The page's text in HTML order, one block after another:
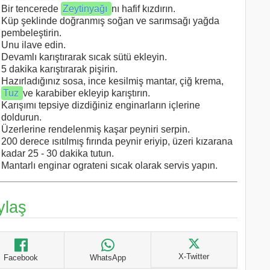
Bir tencerede Zeytinyağı nı hafif kızdırın.
Küp şeklinde doğranmış soğan ve sarımsağı yağda
pembeleştirin.
Unu ilave edin.
Devamlı karıştırarak sıcak sütü ekleyin.
5 dakika karıştırarak pişirin.
Hazırladığınız sosa, ince kesilmiş mantar, çiğ krema,
Tuz ve karabiber ekleyip karıştırın.
Karışımı tepsiye dizdiğiniz enginarların içlerine
doldurun.
Üzerlerine rendelenmiş kaşar peyniri serpin.
200 derece ısıtılmış fırında peynir eriyip, üzeri kızarana
kadar 25 - 30 dakika tutun.
Mantarlı enginar ograteni sıcak olarak servis yapın.
Facebook WhatsApp X-Twitter